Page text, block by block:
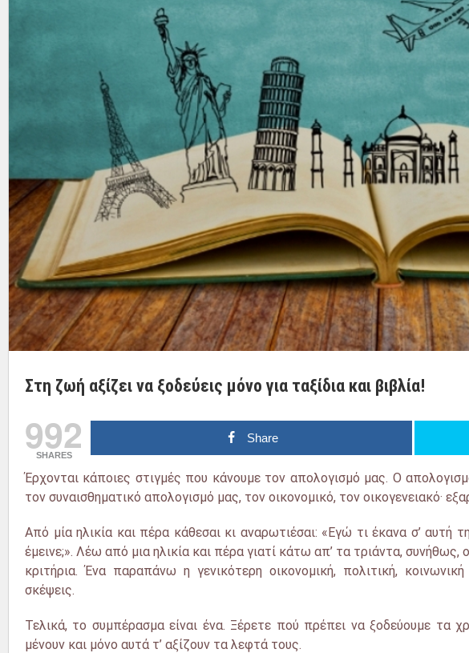
Στη ζωή αξίζει να ξοδεύεις μόνο για ταξίδια και βιβλία!
992
SHARES
Share
Έρχονται κάποιες στιγμές που κάνουμε τον απολογισμό μας. Ο
τον συναισθηματικό απολογισμό μας, τον οικονομικό, τον οικογενειακό·
Από μία ηλικία και πέρα κάθεσαι κι αναρωτιέσαι: «Εγώ τι έκανα σ’
έμεινε;». Λέω από μια ηλικία και πέρα γιατί κάτω απ’ τα τριάντα, συνήθως,
κριτήρια. Ένα παραπάνω η γενικότερη οικονομική, πολιτική,
σκέψεις.
Τελικά, το συμπέρασμα είναι ένα. Ξέρετε πού πρέπει να ξοδεύουμε τα
μένουν και μόνο αυτά τ’ αξίζουν τα λεφτά τους.